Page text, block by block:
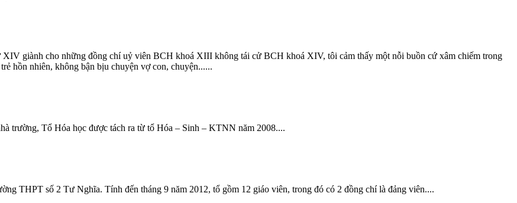
giành cho những đồng chí uỷ viên BCH khoá XIII không tái cử BCH khoá XIV, tôi cảm thấy một nỗi buồn cứ xâm chiếm trong
hồn nhiên, không bận bịu chuyện vợ con, chuyện......
trường, Tổ Hóa học được tách ra từ tổ Hóa – Sinh – KTNN năm 2008....
THPT số 2 Tư Nghĩa. Tính đến tháng 9 năm 2012, tổ gồm 12 giáo viên, trong đó có 2 đồng chí là đảng viên....